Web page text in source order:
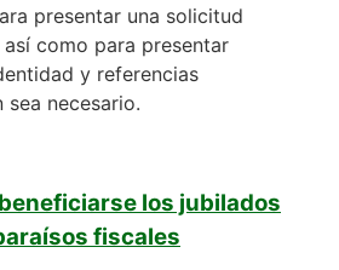
presentar una solicitud
como para presentar
y referencias
sea necesario.
los jubilados
fiscales